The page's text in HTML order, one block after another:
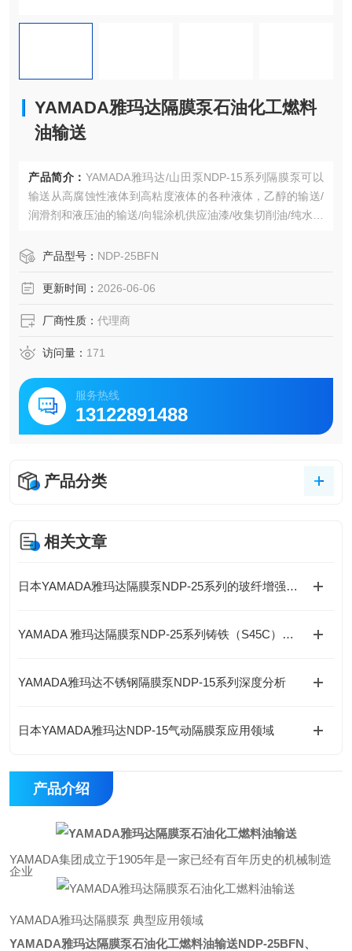
YAMADA雅玛达隔膜泵石油化工燃料
油输送
产品简介： YAMADA雅玛达/山田泵NDP-15系列隔膜泵可以
输送从高腐蚀性液体到高粘度液体的各种液体，乙醇的输送/
润滑剂和液压油的输送/向辊涂机供应油漆/收集切削油/纯水和
的输送等YAMADA雅玛达隔膜泵石油化工燃料油输送NDP-25
产品型号： NDP-25BFN
更新时间： 2026-06-06
厂商性质： 代理商
访问量： 171
服务热线
13122891488
产品分类
相关文章
日本YAMADA雅玛达隔膜泵NDP-25系列的玻纤增强聚丙烯（PP-GF）泵体
YAMADA 雅玛达隔膜泵NDP-25系列铸铁（S45C）简介
YAMADA雅玛达不锈钢隔膜泵NDP-15系列深度分析
日本YAMADA雅玛达NDP-15气动隔膜泵应用领域
产品介绍
YAMADA集团成立于1905年是一家已经有百年历史的机械制造
企业
YAMADA雅玛达隔膜泵 典型应用领域
YAMADA雅玛达隔膜泵石油化工燃料油输送NDP-25BFN、